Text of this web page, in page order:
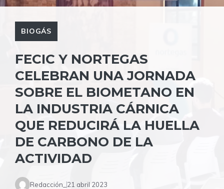
BIOGÁS
FECIC Y NORTEGAS
CELEBRAN UNA JORNADA
SOBRE EL BIOMETANO EN
LA INDUSTRIA CÁRNICA
QUE REDUCIRÁ LA HUELLA
DE CARBONO DE LA
ACTIVIDAD
Redacción_ 21 abril 2023